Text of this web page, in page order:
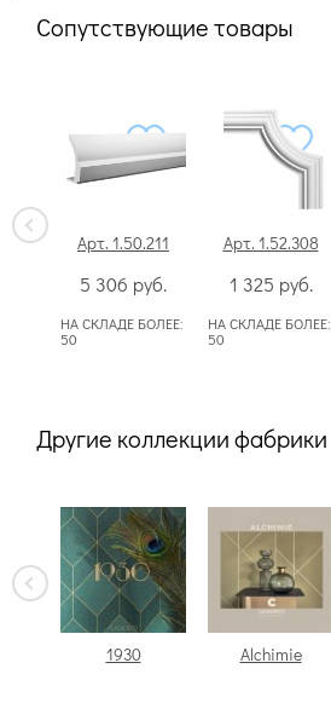
Сопутствующие товары
Арт. 1.50.211
5 306 руб.
НА СКЛАДЕ БОЛЕЕ:
50
Арт. 1.52.308
1 325 руб.
НА СКЛАДЕ БОЛЕЕ:
50
Другие коллекции фабрики
1930 Alchimie